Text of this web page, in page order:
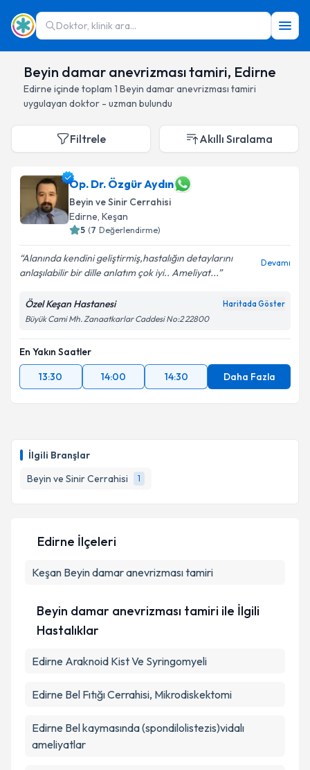
Doktor, klinik ara...
Beyin damar anevrizması tamiri, Edirne
Edirne içinde toplam 1 Beyin damar anevrizması tamiri
uygulayan doktor - uzman bulundu
İlgili Branşlar
Beyin ve Sinir Cerrahisi
1
Filtrele Akıllı Sıralama
Op. Dr. Özgür Aydın
Beyin ve Sinir Cerrahisi
Edirne, Keşan
5 (7 Değerlendirme)
Alanında kendini geliştirmiş,hastalığın detaylarını
anlaşılabilir bir dille anlatım çok iyi.. Ameliyat...
Devamı
Özel Keşan Hastanesi Haritada Göster
Büyük Cami Mh. Zanaatkarlar Caddesi No:2 22800
En Yakın Saatler
13:30
14:00 14:30 Daha Fazla
Edirne İlçeleri
Keşan Beyin damar anevrizması tamiri
Beyin damar anevrizması tamiri ile İlgili
Hastalıklar
Edirne Araknoid Kist Ve Syringomyeli
Edirne Bel Fıtığı Cerrahisi, Mikrodiskektomi
Edirne Bel kaymasında (spondilolistezis)vidalı
ameliyatlar